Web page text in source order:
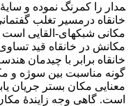
مدار را کم­رنگ نموده و
خانقاه درمسیر تغلب
مکانی شبکه­ای-القایی
مکانش در خانقاه قید
خانقاه برابر با چیدمان
گونه مناسبت بین سوژه و
معنایی مکان بستر جریان
است. گاهی وجه زایندۀ